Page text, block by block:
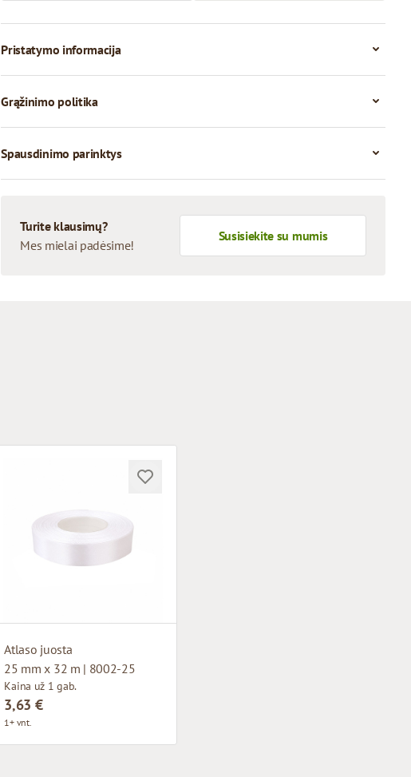
Pristatymo informacija
Grąžinimo politika
Spausdinimo parinktys
Turite klausimų?
Mes mielai padėsime!
Susisiekite su mumis
Atlaso juosta
25 mm x 32 m | 8002-25
Kaina už 1 gab.
3,63 €
1+ vnt.